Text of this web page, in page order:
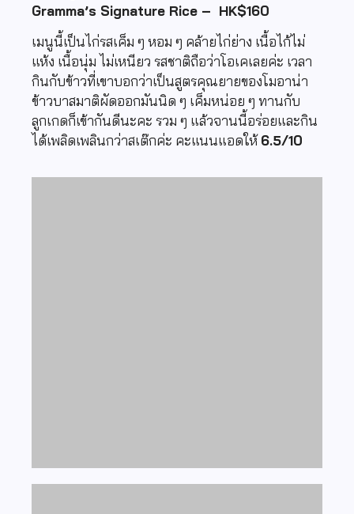
Gramma’s Signature Rice – HK$160
เมนูนี้เป็นไก่รสเค็ม ๆ หอม ๆ คล้ายไก่ย่าง เนื้อไก้ไม่
แห้ง เนื้อนุ่ม ไม่เหนียว รสชาติถือว่าโอเคเลยค่ะ เวลา
กินกับข้าวที่เขาบอกว่าเป็นสูตรคุณยายของโมอาน่า
ข้าวบาสมาติผัดออกมันนิด ๆ เค็มหน่อย ๆ ทานกับ
ลูกเกดก็เข้ากันดีนะคะ รวม ๆ แล้วจานนี้อร่อยและกิน
ได้เพลิดเพลินกว่าสเต๊กค่ะ คะแนนแอดให้6.5/10